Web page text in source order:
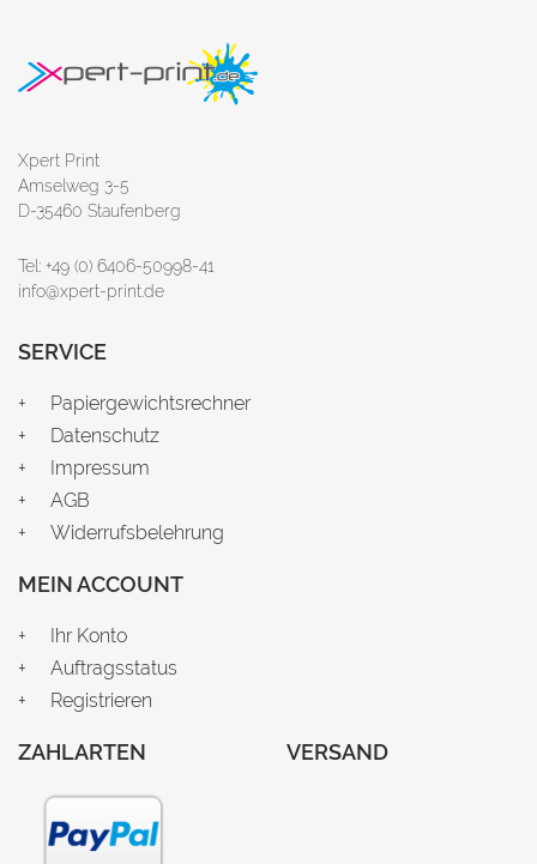
Xpert Print
Amselweg 3-5
D-35460 Staufenberg
Tel: +49 (0) 6406-50998-41
info@xpert-print.de
SERVICE
Papiergewichtsrechner
Datenschutz
Impressum
AGB
Widerrufsbelehrung
MEIN ACCOUNT
Ihr Konto
Auftragsstatus
Registrieren
ZAHLARTEN VERSAND